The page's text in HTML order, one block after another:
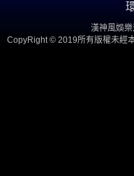
漢神風娛
CopyRight © 2019所有版權未經